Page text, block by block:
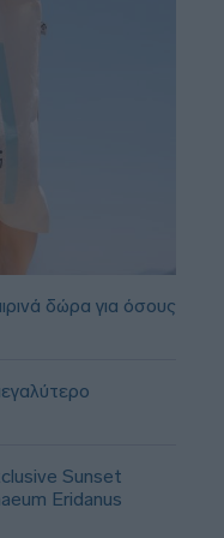
δώρα για όσους
Sunset
Eridanus